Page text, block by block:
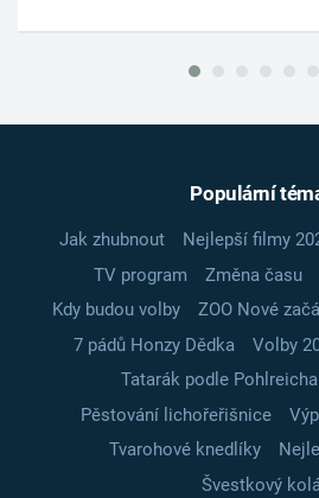
Populární
Jak zhubnout Nejlepší filmy
TV program
Změna času
Kdy budou volby
ZOO Nové
7 pádů Honzy Dědka
Volby
Tatarák podle Pohlreicha
Pěstování lichořeřišnice
Tvarohové knedlíky
Švestkový